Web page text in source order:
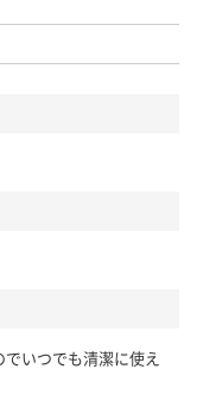
いつでも清潔に使え